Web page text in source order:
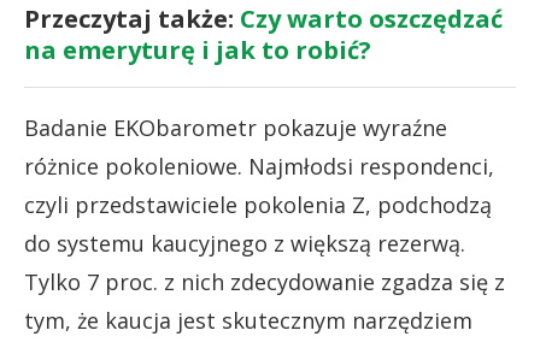
Przeczytaj także: Czy warto oszczędzać
na emeryturę i jak to robić?
Badanie EKObarometr pokazuje wyraźne
różnice pokoleniowe. Najmłodsi respondenci,
czyli przedstawiciele pokolenia Z, podchodzą
do systemu kaucyjnego z większą rezerwą.
Tylko 7 proc. z nich zdecydowanie zgadza się z
tym, że kaucja jest skutecznym narzędziem